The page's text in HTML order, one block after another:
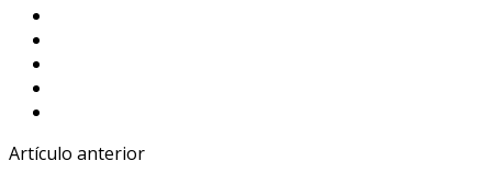
Artículo anterior